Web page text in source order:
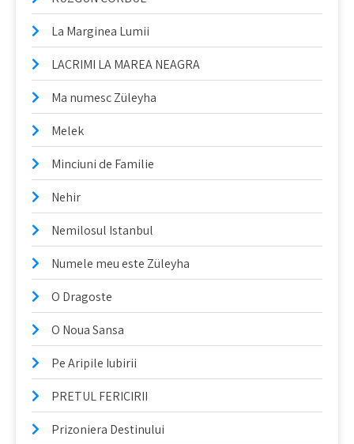
La Marginea Lumii
LACRIMI LA MAREA NEAGRA
Ma numesc Züleyha
Melek
Minciuni de Familie
Nehir
Nemilosul Istanbul
Numele meu este Züleyha
O Dragoste
O Noua Sansa
Pe Aripile Iubirii
PRETUL FERICIRII
Prizoniera Destinului